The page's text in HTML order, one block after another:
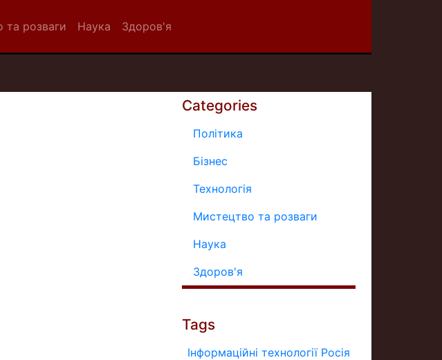
та розваги Наука Здоров'я
Categories
Політика
Бізнес
Технологія
Мистецтво та розваги
Наука
Здоров'я
Tags
Інформаційні технології Росія